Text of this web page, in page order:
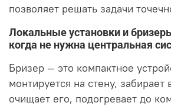
позволяет решать задачи
Локальные установки и
когда не нужна центральная
Бризер — это компактное
монтируется на стену, забирает
очищает его, подогревает до